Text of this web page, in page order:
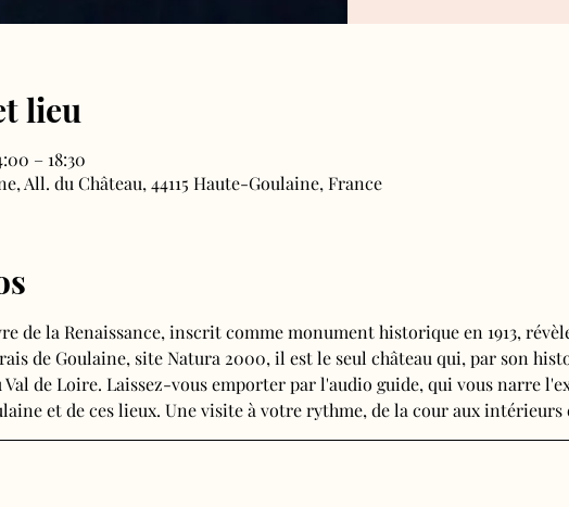
lieu
– 18:30
All. du Château, 44115 Haute-Goulaine, France
de la Renaissance, inscrit comme monument historique en 1913,
de Goulaine, site Natura 2000, il est le seul château qui, par son
Val de Loire. Laissez-vous emporter par l'audio guide, qui vous narre
et de ces lieux. Une visite à votre rythme, de la cour aux intérieurs